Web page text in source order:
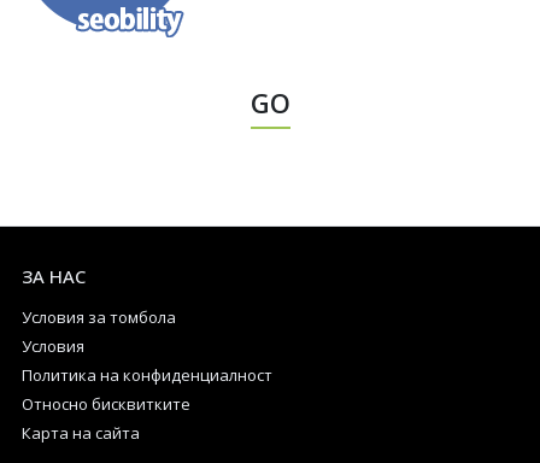
GO
ЗА НАС
Условия за томбола
Условия
Политика на конфиденциалност
Относно бисквитките
Карта на сайта